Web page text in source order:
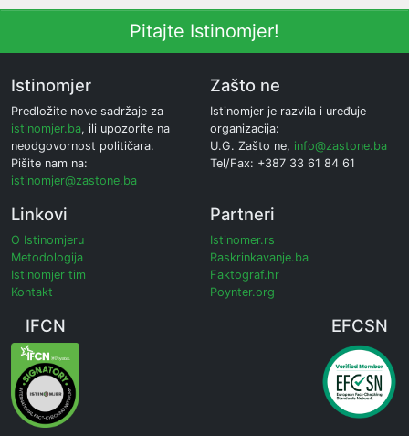
Pitajte Istinomjer!
Istinomjer
Predložite nove sadržaje za
istinomjer.ba, ili upozorite na
neodgovornost političara.
Pišite nam na:
istinomjer@zastone.ba
Zašto ne
Istinomjer je razvila i uređuje
organizacija:
U.G. Zašto ne, info@zastone.ba
Tel/Fax: +387 33 61 84 61
Linkovi
O Istinomjeru
Metodologija
Istinomjer tim
Kontakt
Partneri
Istinomer.rs
Raskrinkavanje.ba
Faktograf.hr
Poynter.org
IFCN EFCSN